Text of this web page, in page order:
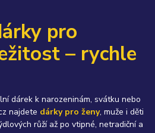
pro
– rychle
dárek k narozeninám, svátku nebo
najdete dárky pro ženy, muže i děti
růží až po vtipné, netradiční a